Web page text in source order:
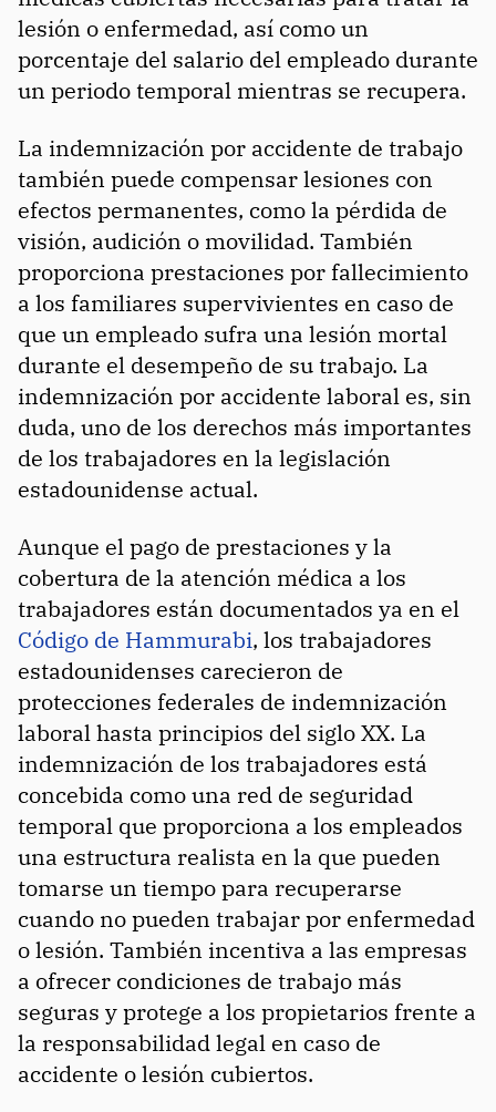
lesión o enfermedad, así como un
porcentaje del salario del empleado durante
un periodo temporal mientras se recupera.
La indemnización por accidente de trabajo
también puede compensar lesiones con
efectos permanentes, como la pérdida de
visión, audición o movilidad. También
proporciona prestaciones por fallecimiento
a los familiares supervivientes en caso de
que un empleado sufra una lesión mortal
durante el desempeño de su trabajo. La
indemnización por accidente laboral es, sin
duda, uno de los derechos más importantes
de los trabajadores en la legislación
estadounidense actual.
Aunque el pago de prestaciones y la
cobertura de la atención médica a los
trabajadores están documentados ya en el
Código de Hammurabi, los trabajadores
estadounidenses carecieron de
protecciones federales de indemnización
laboral hasta principios del siglo XX. La
indemnización de los trabajadores está
concebida como una red de seguridad
temporal que proporciona a los empleados
una estructura realista en la que pueden
tomarse un tiempo para recuperarse
cuando no pueden trabajar por enfermedad
o lesión. También incentiva a las empresas
a ofrecer condiciones de trabajo más
seguras y protege a los propietarios frente a
la responsabilidad legal en caso de
accidente o lesión cubiertos.